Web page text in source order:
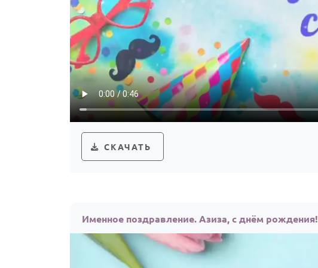
СКАЧАТЬ
Именное поздравление. Азиза, с днём рождения!